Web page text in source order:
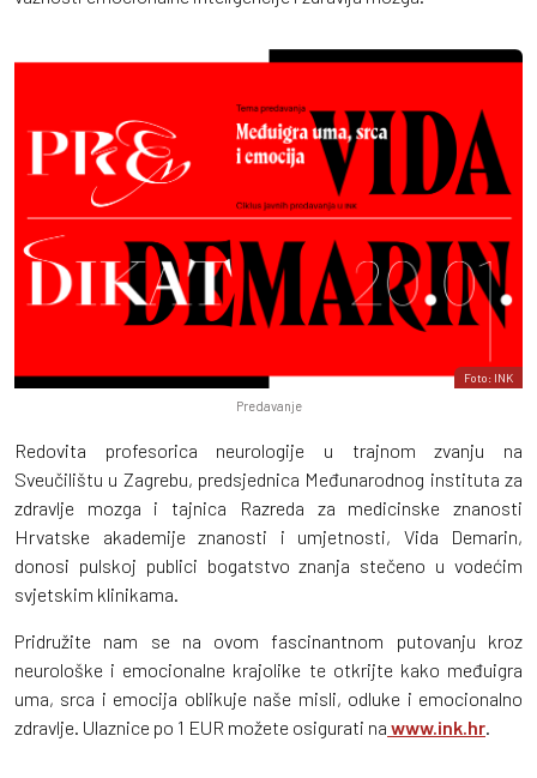
Foto: INK
Predavanje
Redovita profesorica neurologije u trajnom zvanju na
Sveučilištu u Zagrebu, predsjednica Međunarodnog instituta za
zdravlje mozga i tajnica Razreda za medicinske znanosti
Hrvatske akademije znanosti i umjetnosti, Vida Demarin,
donosi pulskoj publici bogatstvo znanja stečeno u vodećim
svjetskim klinikama.
Pridružite nam se na ovom fascinantnom putovanju kroz
neurološke i emocionalne krajolike te otkrijte kako međuigra
uma, srca i emocija oblikuje naše misli, odluke i emocionalno
zdravlje. Ulaznice po 1 EUR možete osigurati na www.ink.hr